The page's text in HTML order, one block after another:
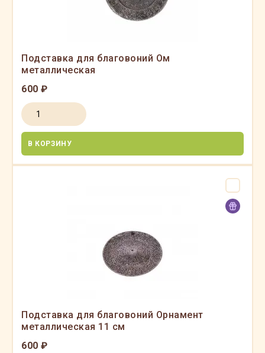
Подставка для благовоний Ом
металлическая
600 ₽
В КОРЗИНУ
Подставка для благовоний Орнамент
металлическая 11 см
600 ₽